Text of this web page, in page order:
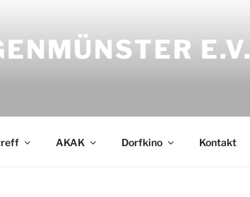
E.V.
AKAK Dorfkino Kontakt